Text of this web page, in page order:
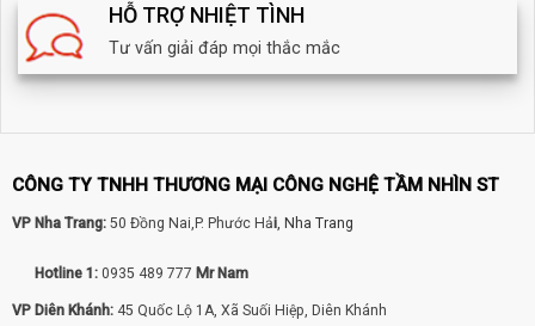
HỖ TRỢ NHIỆT TÌNH
Tư vấn giải đáp mọi thắc mắc
CÔNG TY TNHH THƯƠNG MẠI CÔNG NGHỆ TẦM NHÌN ST
VP Nha Trang: 50 Đồng Nai,P. Phước Hải, Nha Trang
Hotline 1: 0935 489 777 Mr Nam
VP Diên Khánh: 45 Quốc Lộ 1A, Xã Suối Hiệp, Diên Khánh